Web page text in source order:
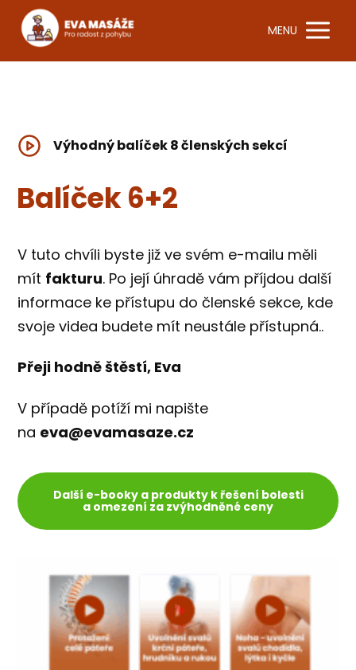
MENU
Výhodný balíček 8 členských sekcí
Balíček 6+2
V tuto chvíli byste již ve svém e-mailu měli
mít fakturu. Po její úhradě vám příjdou další
informace ke přístupu do členské sekce, kde
svoje videa budete mít neustále přístupná..
Přeji hodně štěstí, Eva
V případě potíží mi napište
na eva@evamasaze.cz
Další e-booky a produkty k řešení bolesti
a omezení za zvýhodněné ceny